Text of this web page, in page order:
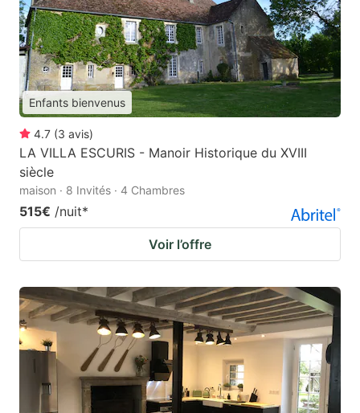
Enfants bienvenus
4.7 (3 avis)
LA VILLA ESCURIS - Manoir Historique du XVIII
siècle
maison · 8 Invités · 4 Chambres
515€ /nuit*
Voir l’offre